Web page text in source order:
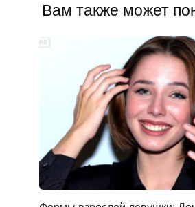
Вам также может